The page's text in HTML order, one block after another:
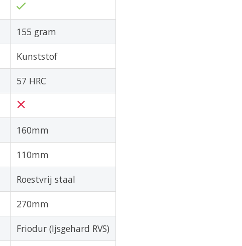
155 gram
Kunststof
57 HRC
160mm
110mm
Roestvrij staal
270mm
Friodur (Ijsgehard RVS)